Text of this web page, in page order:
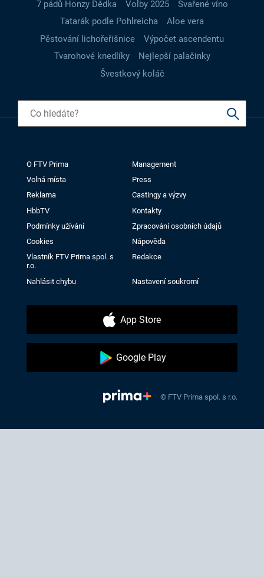
7 pádů Honzy Dědka
Volby 2025
Svařené víno
Tatarák podle Pohlreicha
Aloe vera
Pěstování lichořeřišnice
Výpočet ascendentu
Tvarohové knedlíky
Nejlepší palačinky
Švestkový koláč
O FTV Prima
Management
Volná místa
Press
Reklama
Castingy a výzvy
HbbTV
Kontakty
Podmínky užívání
Zpracování osobních údajů
Cookies
Nápověda
Vlastník FTV Prima spol. s
r.o.
Redakce
Nahlásit chybu Nastavení soukromí
App Store
Google Play
© FTV Prima spol. s r.o.